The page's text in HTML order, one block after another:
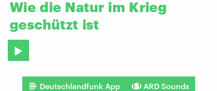
Wie die Natur im Krieg
geschützt ist
Deutschlandfunk App ARD Sounds